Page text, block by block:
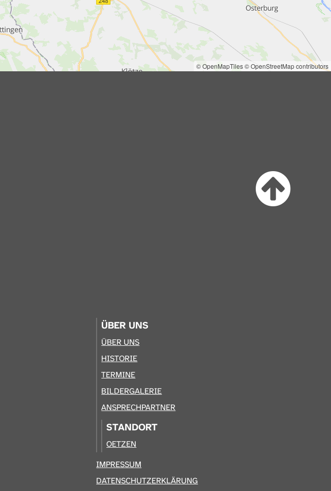
© OpenMapTiles© OpenStreetMap contributors
ÜBER UNS
ÜBER UNS
HISTORIE
TERMINE
BILDERGALERIE
ANSPRECHPARTNER
STANDORT
OETZEN
IMPRESSUM
DATENSCHUTZERKLÄRUNG